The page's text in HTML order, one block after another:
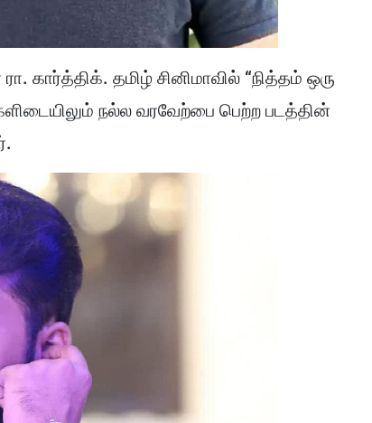
தமிழ் சினிமாவில் “நித்தம் ஒரு
நல்ல வரவேற்பை பெற்ற படத்தின்